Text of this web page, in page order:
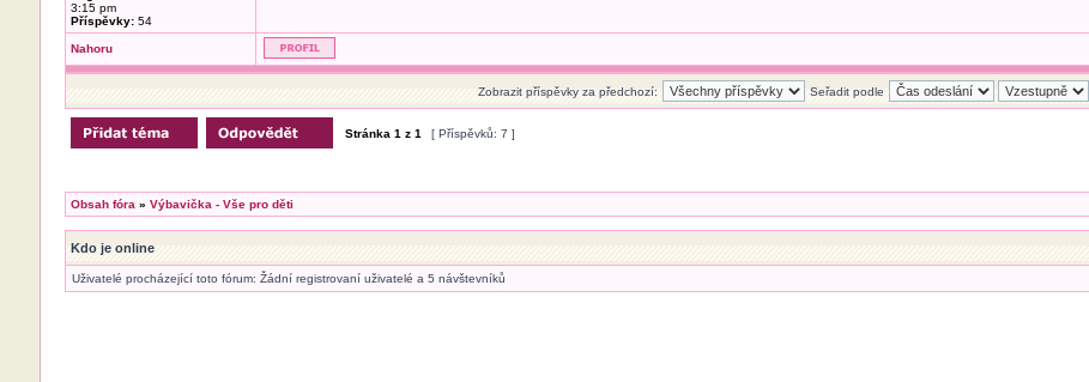
3:15 pm
Příspěvky:54
Nahoru
Zobrazit příspěvky za předchozí: Seřadit podle
Stránka 1 z 1 [ Příspěvků: 7 ]
Obsah fóra » Výbavička - Vše pro děti
Kdo je online
Uživatelé procházející toto fórum: Žádní registrovaní uživatelé a 5 návštevníků